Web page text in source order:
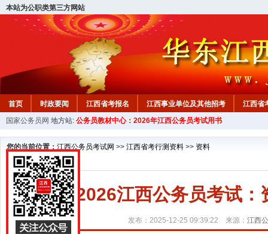
本站为公职类第三方网站
首页 时政要闻 江西省考报名 江西事业单位及其他招考 江西省
教材中心
国家公务员网 地方站: 公务员教材中心：2026年江西公务员考试用书
您的当前位置： 江西公务员考试网 >> 江西省考行测资料 >> 资料
2026江西公务员考试
发布：2025-12-25 09:39:22 来源： 江西